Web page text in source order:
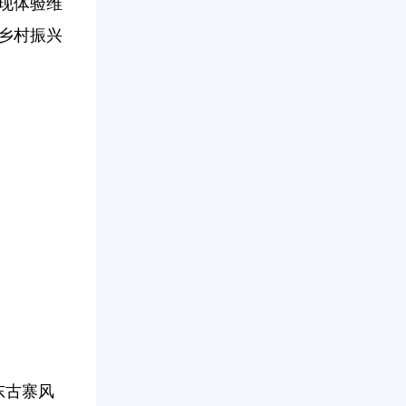
体验维
村振兴
古寨风